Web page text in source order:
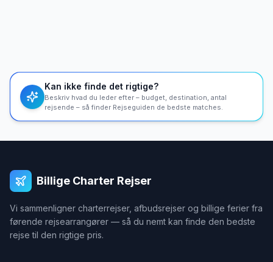
Kan ikke finde det rigtige?
Beskriv hvad du leder efter – budget, destination, antal
rejsende – så finder Rejseguiden de bedste matches.
Billige Charter Rejser
Vi sammenligner charterrejser, afbudsrejser og billige ferier fra
førende rejsearrangører — så du nemt kan finde den bedste
rejse til den rigtige pris.